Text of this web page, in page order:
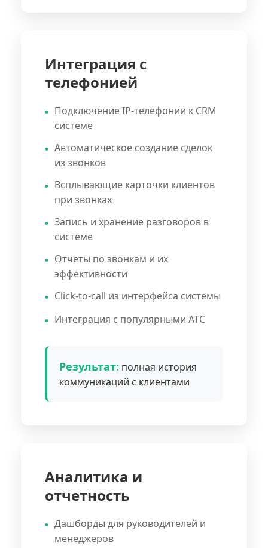
Интеграция с
телефонией
Подключение IP-телефонии к CRM
системе
Автоматическое создание сделок
из звонков
Всплывающие карточки клиентов
при звонках
Запись и хранение разговоров в
системе
Отчеты по звонкам и их
эффективности
Click-to-call из интерфейса системы
Интеграция с популярными АТС
Результат: полная история
коммуникаций с клиентами
Аналитика и
отчетность
Дашборды для руководителей и
менеджеров